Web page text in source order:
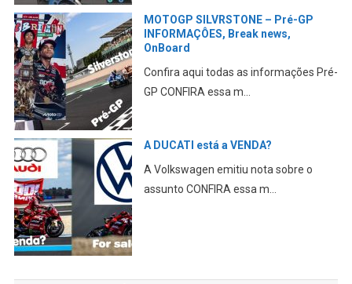
MOTOGP SILVRSTONE – Pré-GP
INFORMAÇÔES, Break news,
OnBoard
Confira aqui todas as informações Pré-
GP CONFIRA essa m...
A DUCATI está a VENDA?
A Volkswagen emitiu nota sobre o
assunto CONFIRA essa m...